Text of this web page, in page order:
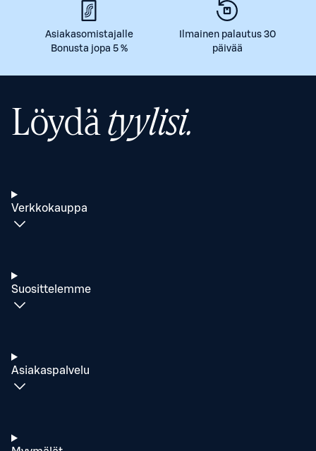
Asiakasomistajalle
Bonusta jopa 5 %
Ilmainen palautus 30
päivää
Löydätyylisi.
Verkkokauppa
Suosittelemme
Asiakaspalvelu